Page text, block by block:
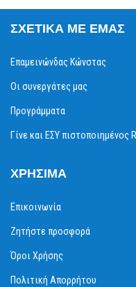
ΣΧΕΤΙΚΆ ΜΕ ΕΜΆΣ
Επαμεινώνδας Κώνστας
Οι συνεργάτες μας
Προγράμματα
Γίνε και ΕΣΥ πιστοποιημένος
ΧΡΉΣΙΜΑ
Επικοινωνία
Ζητήστε προσφορά
Όροι Χρήσης
Πολιτική Απορρήτου